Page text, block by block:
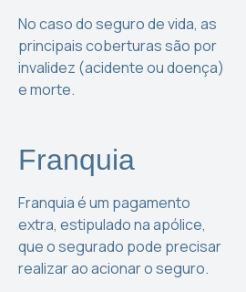
No caso do seguro de vida, as
principais coberturas são por
invalidez (acidente ou doença)
e morte.
Franquia
Franquia é um pagamento
extra, estipulado na apólice,
que o segurado pode precisar
realizar ao acionar o seguro.